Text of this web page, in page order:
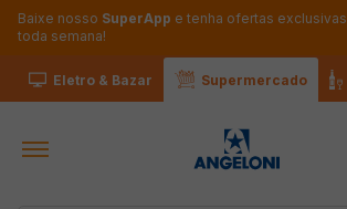
Baixe nosso SuperApp e tenha ofertas exclusivas
toda semana!
Eletro & Bazar Supermercado